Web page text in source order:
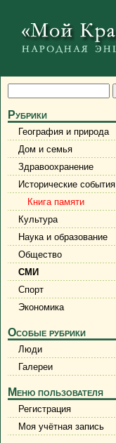
Рубрики
География и природа
Дом и семья
Здравоохранение
Исторические события
Книга памяти
Культура
Наука и образование
Общество
СМИ
Спорт
Экономика
Особые рубрики
Люди
Галереи
Меню пользователя
Регистрация
Моя учётная запись